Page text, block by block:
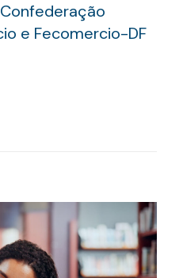
Confederação
e Fecomercio-DF